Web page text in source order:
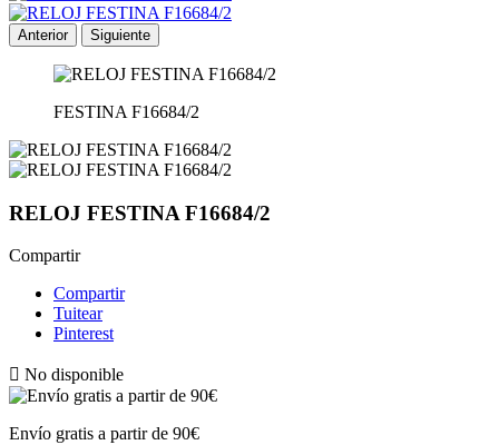
Anterior Siguiente
FESTINA F16684/2
RELOJ FESTINA F16684/2
Compartir
Compartir
Tuitear
Pinterest
 No disponible
Envío gratis a partir de 90€